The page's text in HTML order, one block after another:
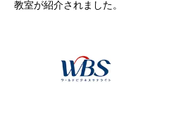
教室が紹介されました。